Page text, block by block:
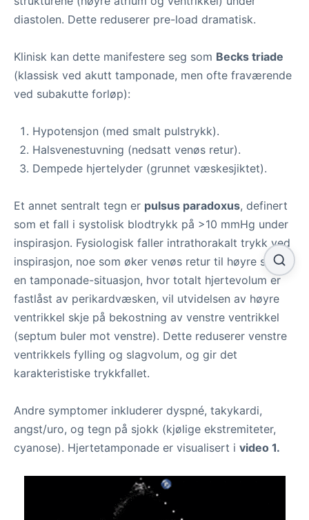
diastolen. Dette reduserer pre-load dramatisk.
Klinisk kan dette manifestere seg som Becks triade
(klassisk ved akutt tamponade, men ofte fraværende
ved subakutte forløp):
Hypotensjon (med smalt pulstrykk).
Halsvenestuvning (nedsatt venøs retur).
Dempede hjertelyder (grunnet væskesjiktet).
Et annet sentralt tegn er pulsus paradoxus, definert
som et fall i systolisk blodtrykk på >10 mmHg under
inspirasjon. Fysiologisk faller intrathorakalt trykk ved
inspirasjon, noe som øker venøs retur til høyre side. I
en tamponade-situasjon, hvor totalt hjertevolum er
fastlåst av perikardvæsken, vil utvidelsen av høyre
ventrikkel skje på bekostning av venstre ventrikkel
(septum buler mot venstre). Dette reduserer venstre
ventrikkels fylling og slagvolum, og gir det
karakteristiske trykkfallet.
Andre symptomer inkluderer dyspné, takykardi,
angst/uro, og tegn på sjokk (kjølige ekstremiteter,
cyanose). Hjertetamponade er visualisert i video 1.